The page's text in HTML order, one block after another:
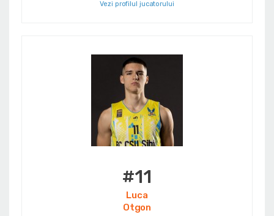
Vezi profilul jucatorului
#11
Luca
Otgon